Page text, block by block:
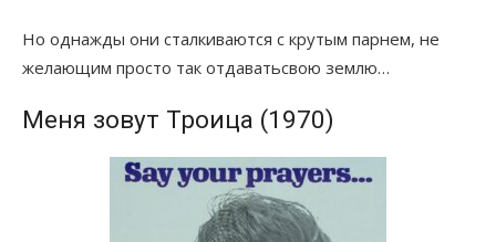
Но однажды они сталкиваются с крутым парнем, не
желающим просто так отдаватьсвою землю…
Меня зовут Троица (1970)